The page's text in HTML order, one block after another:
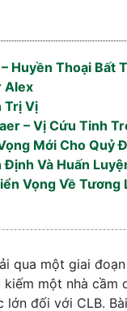
Huyền Thoại Bất
Alex
Trị Vị
– Vị Cứu Tinh
Mới Cho Quỷ
Định Và Huấn
Vọng Về Tương
qua một giai
kiếm một nhà
đối với CLB.